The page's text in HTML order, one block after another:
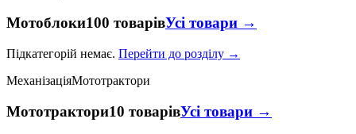
Мотоблоки100 товарівУсі товари →
Підкатегорій немає. Перейти до розділу →
МеханізаціяМототрактори
Мототрактори10 товарівУсі товари →